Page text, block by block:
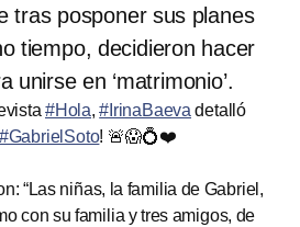
tras posponer sus planes
tiempo, decidieron hacer
unirse en ‘matrimonio’.
#Hola,#IrinaBaevadetalló
#GabrielSoto! 🚨😱💍❤️
“Las niñas, la familia de Gabriel,
con su familia y tres amigos, de